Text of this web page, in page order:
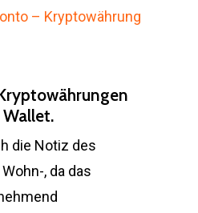
– Kryptowährung
die Notiz des
, da das